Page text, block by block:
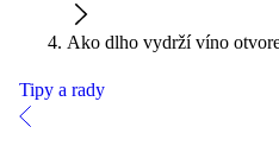
Ako dlho vydrží víno
Tipy a rady